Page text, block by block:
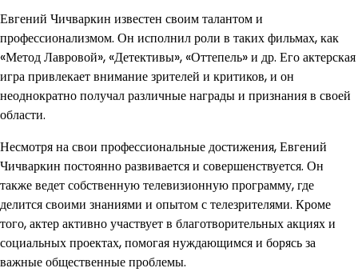
Евгений Чичваркин известен своим талантом и
профессионализмом. Он исполнил роли в таких фильмах, как
«Метод Лавровой», «Детективы», «Оттепель» и др. Его актерская
игра привлекает внимание зрителей и критиков, и он
неоднократно получал различные награды и признания в своей
области.
Несмотря на свои профессиональные достижения, Евгений
Чичваркин постоянно развивается и совершенствуется. Он
также ведет собственную телевизионную программу, где
делится своими знаниями и опытом с телезрителями. Кроме
того, актер активно участвует в благотворительных акциях и
социальных проектах, помогая нуждающимся и борясь за
важные общественные проблемы.